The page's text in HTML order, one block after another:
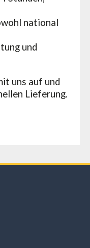
national
und
uns auf und
Lieferung.